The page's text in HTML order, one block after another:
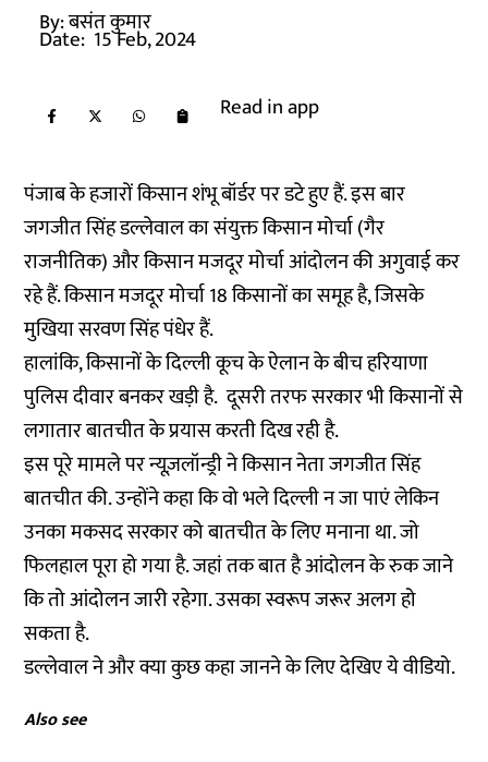
By:बसंत कुमार
Date: 15 Feb, 2024
Read in app
पंजाब के हजारों किसान शंभू बॉर्डर पर डटे हुए हैं. इस बार
जगजीत सिंह डल्लेवाल का संयुक्त किसान मोर्चा (गैर
राजनीतिक) और किसान मजदूर मोर्चा आंदोलन की अगुवाई कर
रहे हैं. किसान मजदूर मोर्चा 18 किसानों का समूह है, जिसके
मुखिया सरवण सिंह पंधेर हैं.
हालांकि, किसानों के दिल्ली कूच के ऐलान के बीच हरियाणा
पुलिस दीवार बनकर खड़ी है. दूसरी तरफ सरकार भी किसानों से
लगातार बातचीत के प्रयास करती दिख रही है.
इस पूरे मामले पर न्यूज़लॉन्ड्री ने किसान नेता जगजीत सिंह
बातचीत की. उन्होंने कहा कि वो भले दिल्ली न जा पाएं लेकिन
उनका मकसद सरकार को बातचीत के लिए मनाना था. जो
फिलहाल पूरा हो गया है. जहां तक बात है आंदोलन के रुक जाने
कि तो आंदोलन जारी रहेगा. उसका स्वरूप जरूर अलग हो
सकता है.
डल्लेवाल ने और क्या कुछ कहा जानने के लिए देखिए ये वीडियो.
Also see